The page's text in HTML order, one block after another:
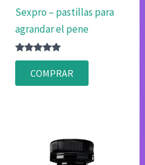
Sexpro – pastillas para
agrandar el pene
Valorado
4.80
de 5
COMPRAR